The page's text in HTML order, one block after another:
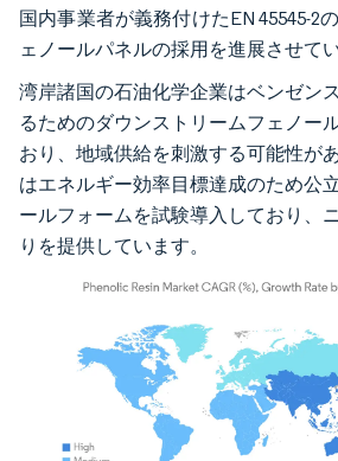
国内事業者が義務付けたEN 45545-2
ェノールパネルの採用を進展させてい
湾岸諸国の石油化学企業はベンゼン
るためのダウンストリームフェノー
おり、地域供給を刺激する可能性が
はエネルギー効率目標達成のため公
ールフォームを試験導入しており、
りを提供しています。